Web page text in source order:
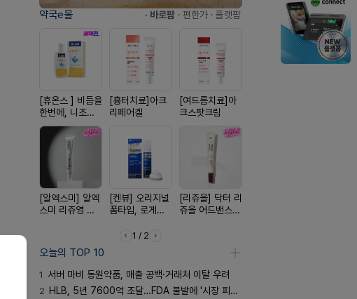
약국e몰 · 바로팜 · 편한가 · 플랫팜
[휴온스 ] 비듬을
한번에, 니조랄
2%액
[흉터치료]아크
리페어겔
[여드름치료]아
크스팟크림
[알엑스미] 알엑
스미 리쥬영 울
어 크림
[켄뷰] 오리지널
폼타입, 로게인
60g
[리쥬올] 닥터 리
쥬올 어드밴스드
1 / 2
오늘의 TOP 10
1 서버 마비 동원약품, 매출 공백·거래처 이탈 우려
2 HLB, 5년 7600억 조달…FDA 불발에 '시장 피로감'